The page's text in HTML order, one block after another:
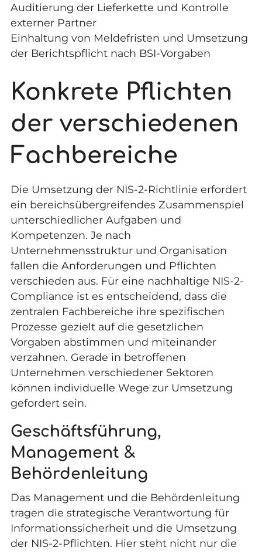
Auditierung der Lieferkette und Kontrolle
externer Partner
Einhaltung von Meldefristen und Umsetzung
der Berichtspflicht nach BSI-Vorgaben
Konkrete Pflichten
der verschiedenen
Fachbereiche
Die Umsetzung der NIS-2-Richtlinie erfordert
ein bereichsübergreifendes Zusammenspiel
unterschiedlicher Aufgaben und
Kompetenzen. Je nach
Unternehmensstruktur und Organisation
fallen die Anforderungen und Pflichten
verschieden aus. Für eine nachhaltige NIS-2-
Compliance ist es entscheidend, dass die
zentralen Fachbereiche ihre spezifischen
Prozesse gezielt auf die gesetzlichen
Vorgaben abstimmen und miteinander
verzahnen. Gerade in betroffenen
Unternehmen verschiedener Sektoren
können individuelle Wege zur Umsetzung
gefordert sein.
Geschäftsführung,
Management &
Behördenleitung
Das Management und die Behördenleitung
tragen die strategische Verantwortung für
Informationssicherheit und die Umsetzung
der NIS-2-Pflichten. Hier steht nicht nur die